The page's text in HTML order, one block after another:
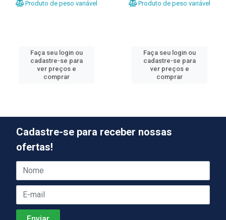
Produto de peso variável
Faça seu login ou
cadastre-se para
ver preços e
comprar
Produto de peso variável
Faça seu login ou
cadastre-se para
ver preços e
comprar
Cadastre-se para receber nossas
ofertas!